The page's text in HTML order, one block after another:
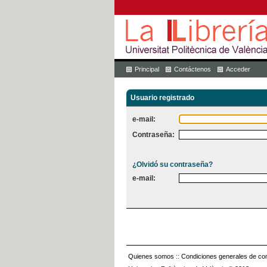
Principal Contáctenos Acceder
Usuario registrado
e-mail:
Contraseña:
¿Olvidó su contraseña?
e-mail:
Quienes somos :: Condiciones generales de